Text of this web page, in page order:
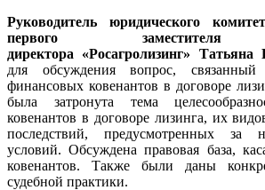
Руководитель юридического
первого заместителя
директора «Росагролизинг» Татьяна
для обсуждения вопрос, связанный
финансовых ковенантов в договоре
была затронута тема
ковенантов в договоре лизинга, их
последствий, предусмотренных за
условий. Обсуждена правовая база,
ковенантов. Также были даны
судебной практики.